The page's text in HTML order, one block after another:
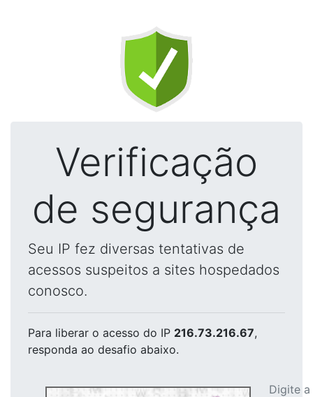
Verificação
de segurança
Seu IP fez diversas tentativas de
acessos suspeitos a sites hospedados
conosco.
Para liberar o acesso do IP 216.73.216.67,
responda ao desafio abaixo.
Digite